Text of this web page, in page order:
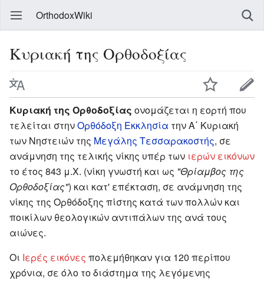
OrthodoxWiki
Κυριακή της Ορθοδοξίας
Κυριακή της Ορθοδοξίας ονομάζεται η εορτή που
τελείται στηνΟρθόδοξη Εκκλησία την Α΄ Κυριακή
των Νηστειών της Μεγάλης Τεσσαρακοστής, σε
ανάμνηση της τελικής νίκης υπέρ των ιερών εικόνων
το έτος 843 μ.Χ. (νίκη γνωστή και ως "Θρίαμβος της
Ορθοδοξίας") και κατ' επέκταση, σε ανάμνηση της
νίκης της Ορθόδοξης πίστης κατά των πολλών και
ποικίλων θεολογικών αντιπάλων της ανά τους
αιώνες.
Οι Ιερές εικόνες πολεμήθηκαν για 120 περίπου
χρόνια, σε όλο το διάστημα της λεγόμενης